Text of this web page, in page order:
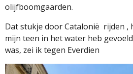
olijfboomgaarden.
Dat stukje doorCatalonië rijden ,
mijn teen in het water heb
was, zei ik tegen Everdien